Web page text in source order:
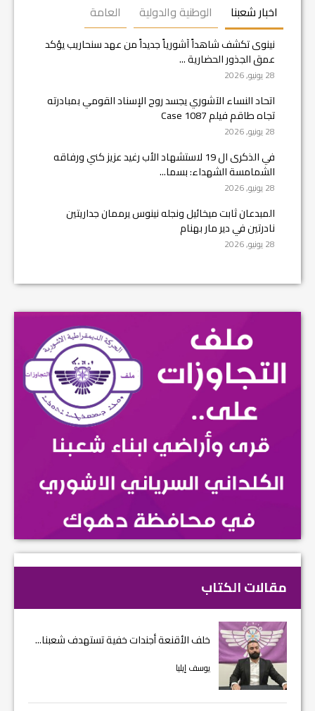
اخبار شعبنا الوطنية والدولية العامة
نينوى تكشف شاهداً آشورياً جديداً من عهد سنحاريب يؤكد
عمق الجذور الحضارية ...
28 يونيو, 2026
اتحاد النساء الآشوري يجسد روح الإسناد القومي بمبادرته
تجاه طاقم فيلم Case 1087
28 يونيو, 2026
في الذكرى ال 19 لاستشهاد الأب رغيد عزيز كني ورفاقه
الشمامسة الشهداء: بسما...
28 يونيو, 2026
المبدعان ثابت ميخائيل ونجله نينوس يرممان جداريتين
نادرتين في دير مار بهنام
28 يونيو, 2026
مقالات الكتاب
خلف الأقنعة أجندات خفية تستهدف شعبنا...
يوسف إيليا